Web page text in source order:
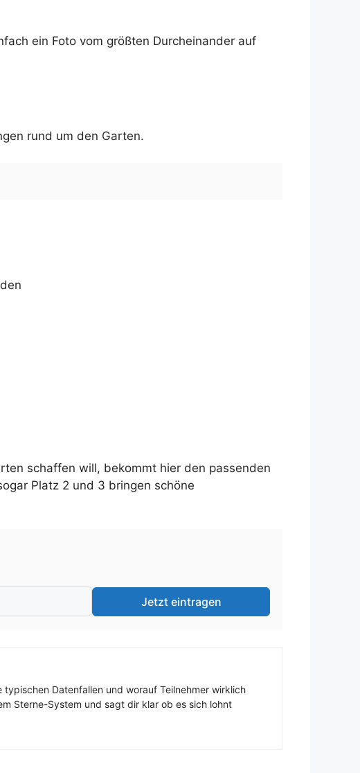
ein Foto vom größten Durcheinander auf
rund um den Garten.
schaffen will, bekommt hier den passenden
Platz 2 und 3 bringen schöne
Jetzt eintragen
Datenfallen und worauf Teilnehmer wirklich
Sterne-System und sagt dir klar ob es sich lohnt